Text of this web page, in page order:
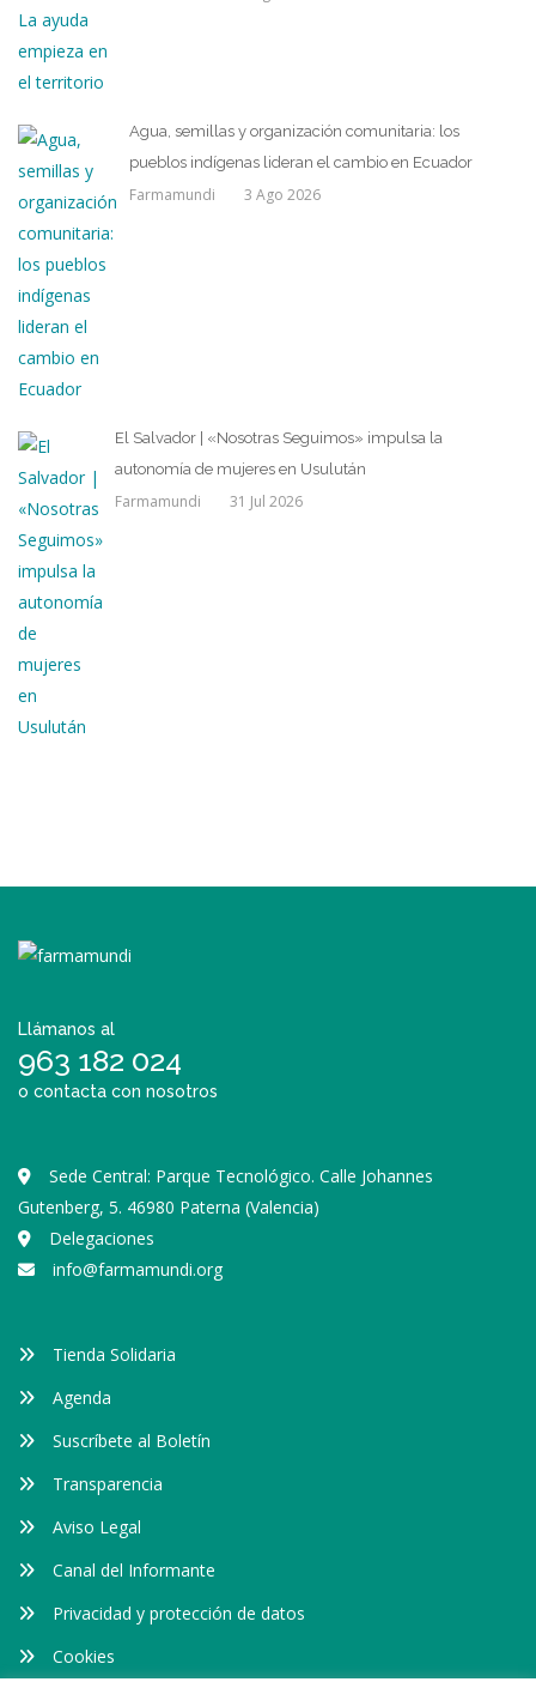
Agua, semillas y organización comunitaria: los
pueblos indígenas lideran el cambio en Ecuador
Farmamundi 3 Ago 2026
El Salvador | «Nosotras Seguimos» impulsa la
autonomía de mujeres en Usulután
Farmamundi 31 Jul 2026
Llámanos al
963 182 024
o contacta con nosotros
Sede Central: Parque Tecnológico. Calle Johannes
Gutenberg, 5. 46980 Paterna (Valencia)
Delegaciones
info@farmamundi.org
Tienda Solidaria
Agenda
Suscríbete al Boletín
Transparencia
Aviso Legal
Canal del Informante
Privacidad y protección de datos
Cookies